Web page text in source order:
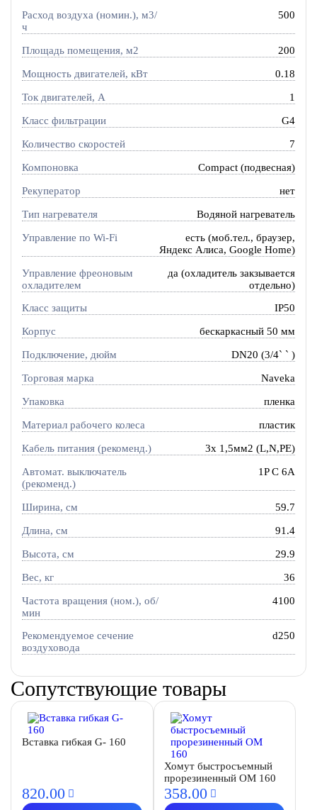
Расход воздуха (номин.), м3/
ч
500
Площадь помещения, м2 200
Мощность двигателей, кВт 0.18
Ток двигателей, А 1
Класс фильтрации G4
Количество скоростей 7
Компоновка Compact (подвесная)
Рекуператор нет
Тип нагревателя Водяной нагреватель
Управление по Wi-Fi
есть (моб.тел., браузер,
Яндекс Алиса, Google Home)
Управление фреоновым
охладителем
да (охладитель закзывается
отдельно)
Класс защиты IP50
Корпус бескаркасный 50 мм
Подключение, дюйм DN20 (3/4` ` )
Торговая марка Naveka
Упаковка пленка
Материал рабочего колеса пластик
Кабель питания (рекоменд.) 3х 1,5мм2 (L,N,PE)
Автомат. выключатель
(рекоменд.)
1P C 6A
Ширина, см 59.7
Длина, см 91.4
Высота, см 29.9
Вес, кг 36
Частота вращения (ном.), об/
мин
4100
Рекомендуемое сечение
воздуховода
d250
Сопутствующие товары
Вставка гибкая G- 160
820.00
Хомут быстросъемный
прорезиненный OM 160
358.00